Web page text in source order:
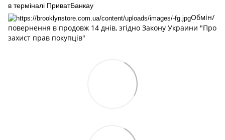
в терміналі ПриватБанкау
Обмін/
повернення в продовж 14 днів, згідно Закону Украини "Про
захист прав покупців"